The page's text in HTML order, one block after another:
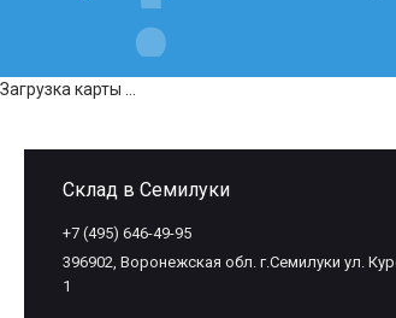
Склад в Семилуки
+7 (495) 646-49-95
396902, Воронежская обл. г.Семилуки ул.
1
Загрузка карты ...